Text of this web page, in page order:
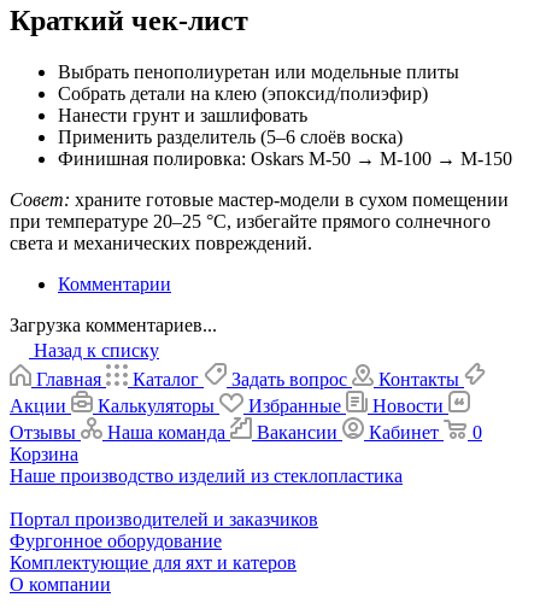
Краткий чек-лист
Выбрать пенополиуретан или модельные плиты
Собрать детали на клею (эпоксид/полиэфир)
Нанести грунт и зашлифовать
Применить разделитель (5–6 слоёв воска)
Финишная полировка: Oskars М-50 → М-100 → М-150
Совет: храните готовые мастер-модели в сухом помещении
при температуре 20–25 °C, избегайте прямого солнечного
света и механических повреждений.
Комментарии
Загрузка комментариев...
Назад к списку
Главная
Каталог Задать вопрос
Контакты
Акции
Калькуляторы Избранные
Новости
Отзывы
Наша команда Вакансии Кабинет
0
Корзина
Наше производство изделий из стеклопластика
Портал производителей и заказчиков
Фургонное оборудование
Комплектующие для яхт и катеров
О компании